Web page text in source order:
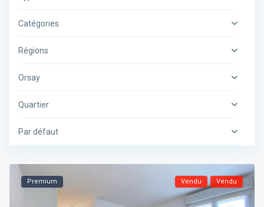
Catégories
Régions
Orsay
Quartier
Par défaut
Premium Vendu Vendu